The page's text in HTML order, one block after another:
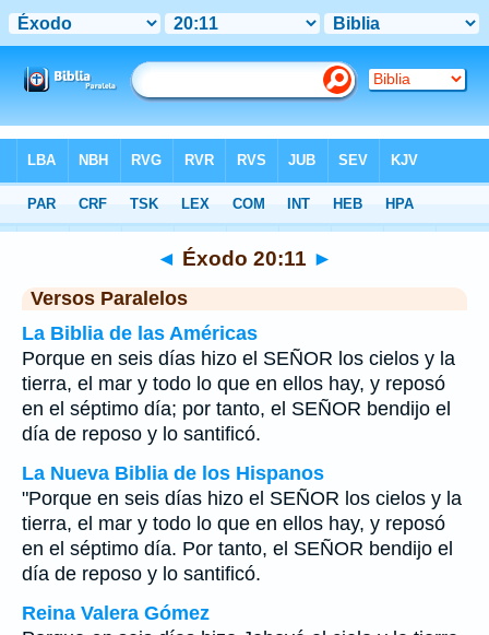
>Éxodo> Capítulo 20 > Verso 11
◄ Éxodo 20:11 ►
Versos Paralelos
La Biblia de las Américas
Porque en seis días hizo el SEÑOR los cielos y la
tierra, el mar y todo lo que en ellos hay, y reposó
en el séptimo día; por tanto, el SEÑOR bendijo el
día de reposo y lo santificó.
La Nueva Biblia de los Hispanos
"Porque en seis días hizo el SEÑOR los cielos y la
tierra, el mar y todo lo que en ellos hay, y reposó
en el séptimo día. Por tanto, el SEÑOR bendijo el
día de reposo y lo santificó.
Reina Valera Gómez